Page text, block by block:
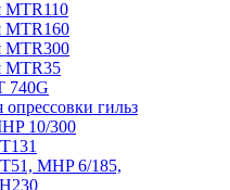
MTR110
MTR160
MTR300
MTR35
740G
гильз
10/300
MHP 6/185,